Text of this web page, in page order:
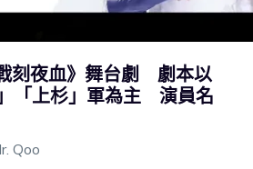
刻夜血》舞台劇 劇本以
」「上杉」軍為主 演員名
Qoo